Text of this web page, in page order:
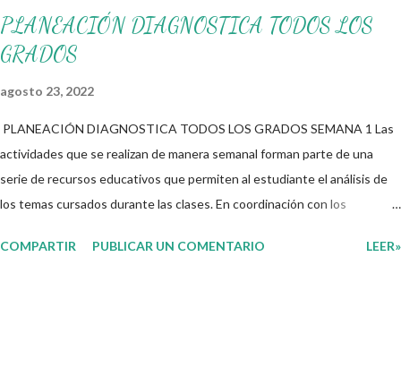
PLANEACIÓN DIAGNOSTICA TODOS LOS
GRADOS
agosto 23, 2022
PLANEACIÓN DIAGNOSTICA TODOS LOS GRADOS SEMANA 1 Las
actividades que se realizan de manera semanal forman parte de una
serie de recursos educativos que permiten al estudiante el análisis de
los temas cursados durante las clases. En coordinación con los
su interés con el material que les compartimos para que así, mediante
COMPARTIR PUBLICAR UN COMENTARIO LEER»